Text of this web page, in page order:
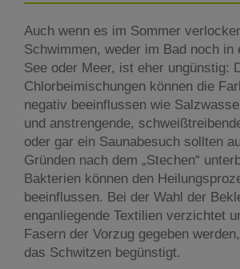
Auch wenn es im Sommer
Schwimmen, weder im Bad noch in
See oder Meer, ist eher ungünstig:
Chlorbeimischungen können die
negativ beeinflussen wie
und anstrengende,
oder gar ein Saunabesuch sollten
Gründen nach dem „Stechen“
Bakterien können den
beeinflussen. Bei der Wahl der
enganliegende Textilien verzichtet
Fasern der Vorzug gegeben
das Schwitzen begünstigt.